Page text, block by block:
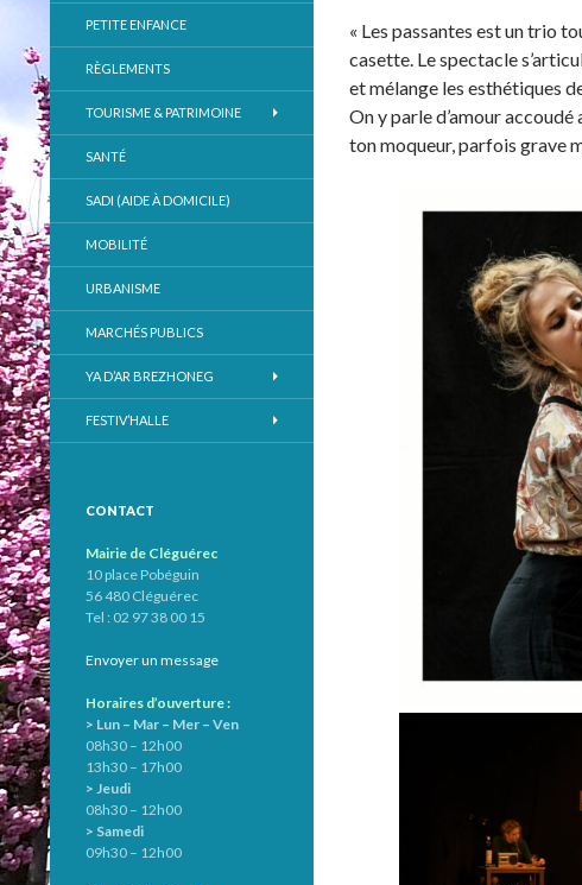
« Les passantes est un trio
casette. Le spectacle
et mélange les esthétiques
On y parle d’amour
ton moqueur, parfois grave
PETITE ENFANCE
RÈGLEMENTS
TOURISME & PATRIMOINE
SANTÉ
SADI (AIDE À DOMICILE)
MOBILITÉ
URBANISME
MARCHÉS PUBLICS
YA D’AR BREZHONEG
FESTIV’HALLE
CONTACT
Mairie de Cléguérec
10 place Pobéguin
56 480 Cléguérec
Tel : 02 97 38 00 15
Envoyer un message
Horaires d’ouverture :
> Lun – Mar – Mer – Ven
08h30 – 12h00
13h30 – 17h00
> Jeudi
08h30 – 12h00
> Samedi
09h30 – 12h00